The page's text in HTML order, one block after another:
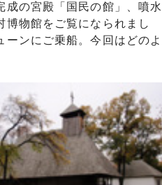
成の宮殿「国民の館」、噴水
博物館をご覧になられまし
ンにご乗船。今回はどのよ